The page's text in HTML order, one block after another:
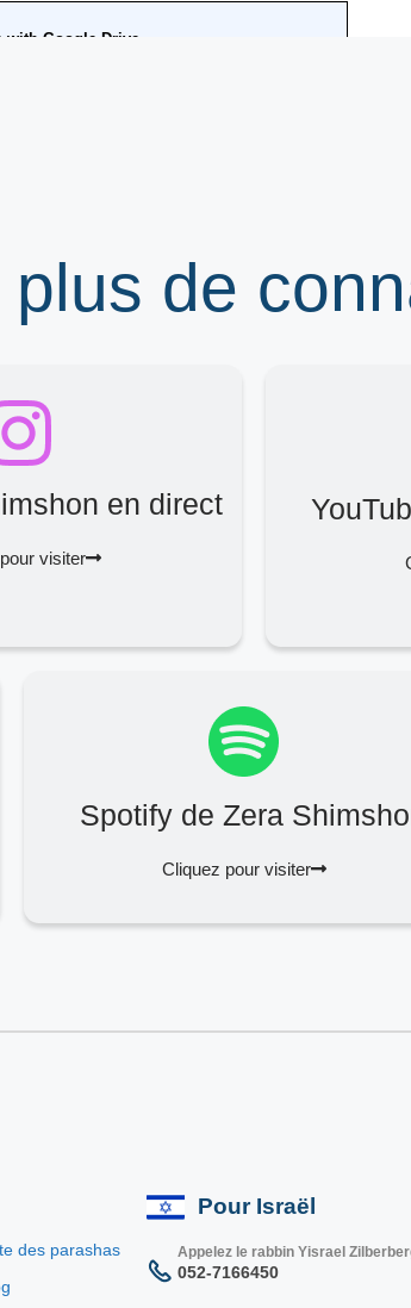
de
en direct
visiter
Spotify de Zera
Cliquez pour visiter
des parashas
Pour Israël
Appelez le rabbin Yisrael
052-7166450